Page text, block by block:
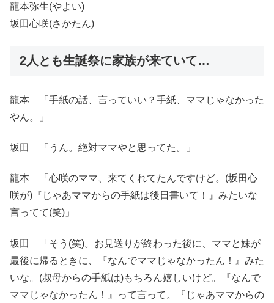
龍本弥生(やよい)
坂田心咲(さかたん)
2人とも生誕祭に家族が来ていて…
龍本 「手紙の話、言っていい？手紙、ママじゃなかった
やん。」
坂田 「うん。絶対ママやと思ってた。」
龍本 「心咲のママ、来てくれてたんですけど。(坂田心
咲が)『じゃあママからの手紙は後日書いて！』みたいな
言ってて(笑)」
坂田 「そう(笑)。お見送りが終わった後に、ママと妹が
最後に帰るときに、『なんでママじゃなかったん！』みた
いな。(叔母からの手紙は)もちろん嬉しいけど。『なんで
ママじゃなかったん！』って言って。『じゃあママからの